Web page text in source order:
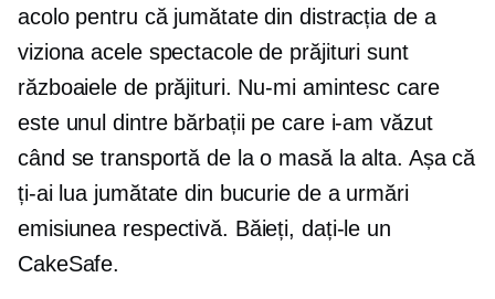
acolo pentru că jumătate din distracția de a
viziona acele spectacole de prăjituri sunt
războaiele de prăjituri. Nu-mi amintesc care
este unul dintre bărbații pe care i-am văzut
când se transportă de la o masă la alta. Așa că
ți-ai lua jumătate din bucurie de a urmări
emisiunea respectivă. Băieți, dați-le un
CakeSafe.